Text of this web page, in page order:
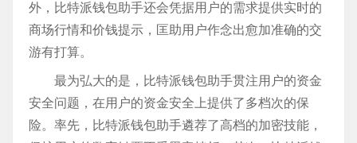
外，比特派钱包助手还会凭据用户的需求提供实时的
商场行情和价钱提示，匡助用户作念出愈加准确的交
游有打算。
最为弘大的是，比特派钱包助手贯注用户的资金
安全问题，在用户的资金安全上提供了多档次的保
险。率先，比特派钱包助手遴荐了高档的加密技能，